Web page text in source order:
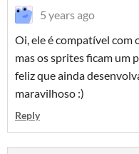
5 years ago
Oi, ele é compatível com
mas os sprites ficam um
feliz que ainda
maravilhoso :)
Reply